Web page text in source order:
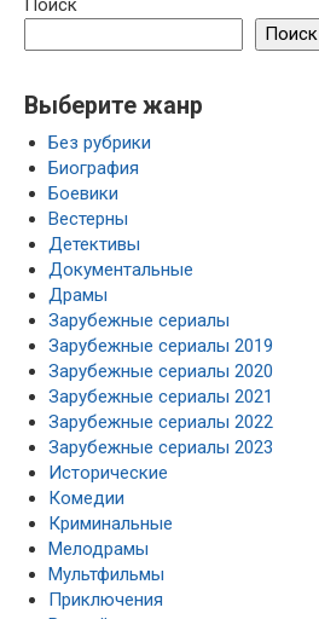
Поиск
Поиск
Выберите жанр
Без рубрики
Биография
Боевики
Вестерны
Детективы
Документальные
Драмы
Зарубежные сериалы
Зарубежные сериалы 2019
Зарубежные сериалы 2020
Зарубежные сериалы 2021
Зарубежные сериалы 2022
Зарубежные сериалы 2023
Исторические
Комедии
Криминальные
Мелодрамы
Мультфильмы
Приключения